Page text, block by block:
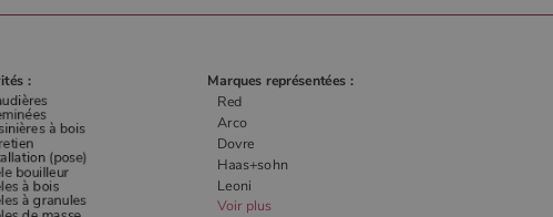
: Marques représentées :
Red
Arco
Dovre
Haas+sohn
Leoni
Voir plus